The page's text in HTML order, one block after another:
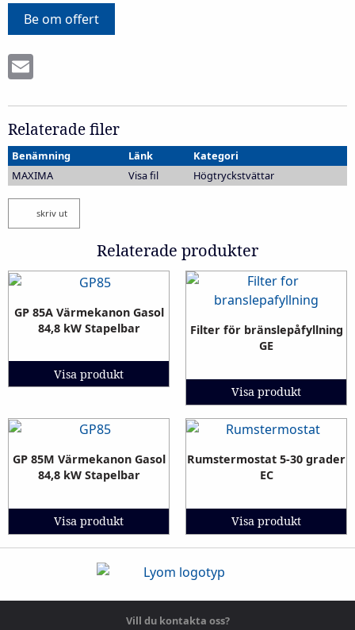
Be om offert
Relaterade filer
Benämning Länk
Kategori
MAXIMA
Visa fil Högtryckstvättar
skriv ut
Relaterade produkter
GP 85A Värmekanon Gasol
84,8 kW Stapelbar
Visa produkt
Filter för bränslepåfyllning
GE
Visa produkt
GP 85M Värmekanon Gasol
84,8 kW Stapelbar
Visa produkt
Rumstermostat 5-30 grader
EC
Visa produkt
Vill du kontakta oss?